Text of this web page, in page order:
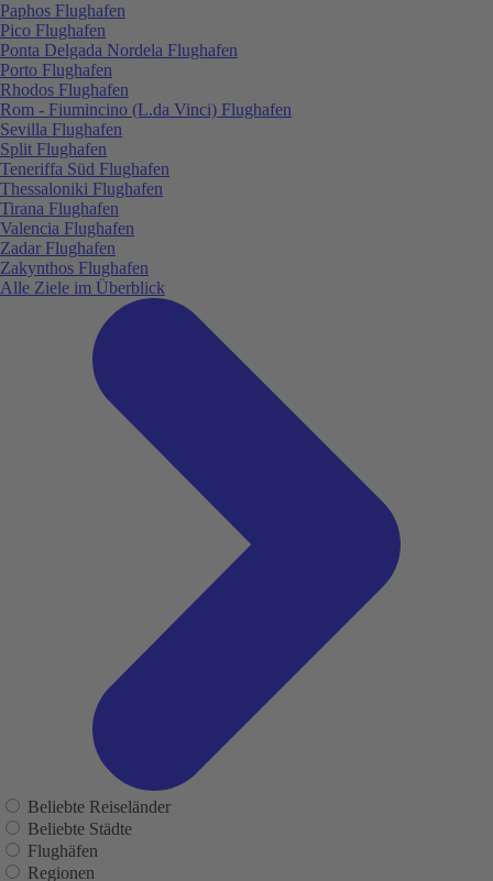
Paphos Flughafen
Pico Flughafen
Ponta Delgada Nordela Flughafen
Porto Flughafen
Rhodos Flughafen
Rom - Fiumincino (L.da Vinci) Flughafen
Sevilla Flughafen
Split Flughafen
Teneriffa Süd Flughafen
Thessaloniki Flughafen
Tirana Flughafen
Valencia Flughafen
Zadar Flughafen
Zakynthos Flughafen
Alle Ziele im Überblick
Beliebte Reiseländer
Beliebte Städte
Flughäfen
Regionen